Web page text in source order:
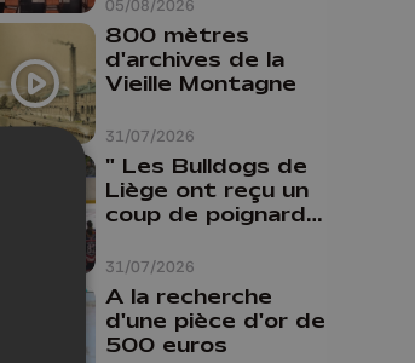
05/08/2026
31/07/2026
800 mètres
d'archives de la
Vieille Montagne
31/07/2026
" Les Bulldogs de
Liège ont reçu un
coup de poignard
A la recherche
d'une pièce d'or de
500 euros